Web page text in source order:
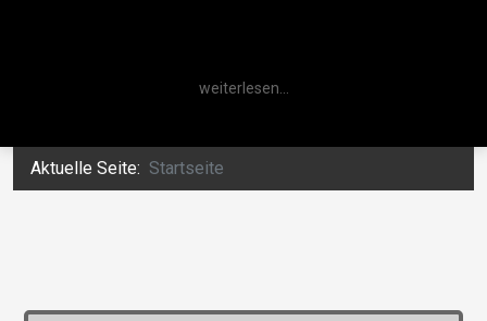
weiterlesen...
Aktuelle Seite: Startseite